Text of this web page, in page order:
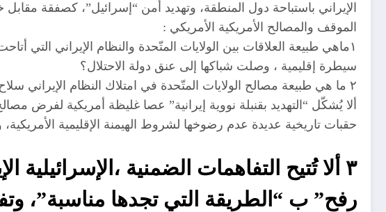
الإيراني باستباحة دول المنطقة، وتهديد أمن “إسرائيل”، كصفقة
الموقف والمصالح الأمريكية الأمريكي :
سيطرة إقليمية ، وصلت شباكها إلى عنق دولة الاحتلال؟
٢ ما هي طبيعة مصالح الولايات المتّحدة في امتلاك النظام الإيراني سلاح ردع إقليمي استراتيجي؟
ألا يُشكّل “التهديد بقنبلة نووية إيرانية” عصا غليظة أمريكية لفرض
حقبات تاريخية عديدة عدم رضوخها لشروط الهيمنة الإقليمية
٣ ألا تُتيح التفاهمات الضمنية
رفح” ب “الطريقة التي تجدها مناسبة”،